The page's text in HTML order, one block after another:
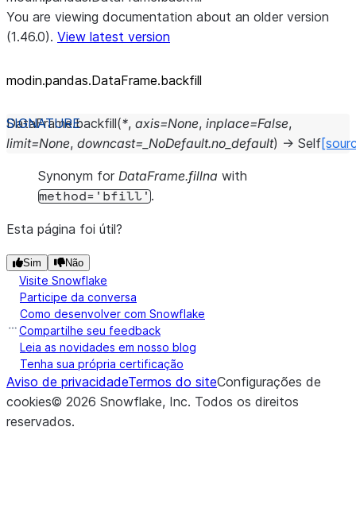
You are viewing documentation about an older version
(1.46.0). View latest version
modin.pandas.DataFrame.backfill
DataFrame.backfill(*, axis=None, inplace=False,
limit=None, downcast= _NoDefault.no_default) → Self
Synonym for DataFrame.fillna with
method='bfill'.
Esta página foi útil?
Sim Não
Visite Snowflake
Participe da conversa
Como desenvolver com Snowflake
Compartilhe seu feedback
Leia as novidades em nosso blog
Tenha sua própria certificação
Aviso de privacidadeTermos do siteConfigurações de
cookies© 2026 Snowflake, Inc. Todos os direitos
reservados.